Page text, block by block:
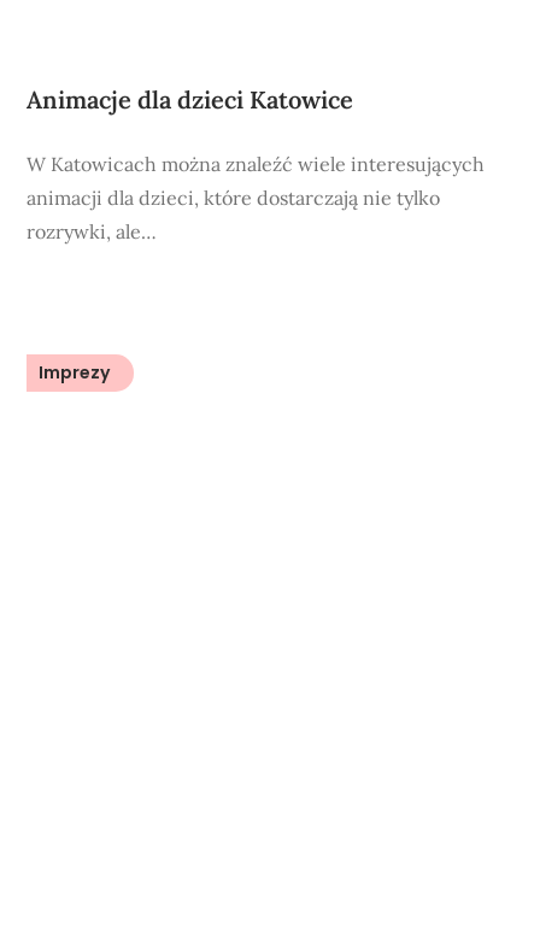
Animacje dla dzieci Katowice
W Katowicach można znaleźć wiele interesujących
animacji dla dzieci, które dostarczają nie tylko
rozrywki, ale…
Imprezy